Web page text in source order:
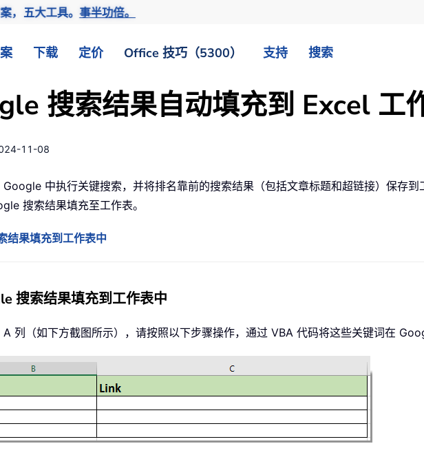
，五大工具。事半功倍。
下载 定价 Office 技巧（5300） 支持 搜索
搜索结果自动填充到 Excel 工
11-08
中执行关键搜索，并将排名靠前的搜索结果（包括文章标题和超链接）保存
搜索结果填充至工作表。
结果填充到工作表中
搜索结果填充到工作表中
列（如下方截图所示），请按照以下步骤操作，通过 VBA 代码将这些关键词在